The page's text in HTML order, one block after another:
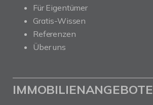
Für Eigentümer
Gratis-Wissen
Referenzen
Über uns
IMMOBILIENANGEBOTE